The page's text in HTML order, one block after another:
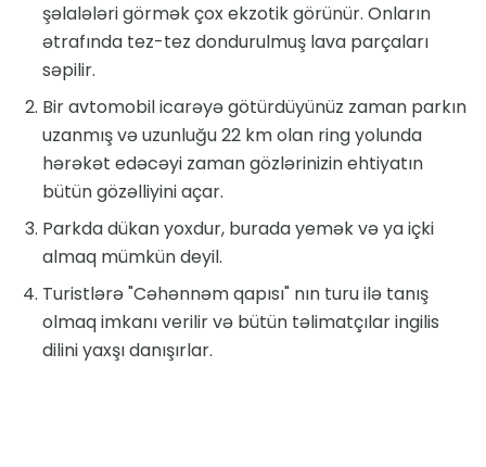
şəlalələri görmək çox ekzotik görünür. Onların
ətrafında tez-tez dondurulmuş lava parçaları
səpilir.
Bir avtomobil icarəyə götürdüyünüz zaman parkın
uzanmış və uzunluğu 22 km olan ring yolunda
hərəkət edəcəyi zaman gözlərinizin ehtiyatın
bütün gözəlliyini açar.
Parkda dükan yoxdur, burada yemək və ya içki
almaq mümkün deyil.
Turistlərə "Cəhənnəm qapısı" nın turu ilə tanış
olmaq imkanı verilir və bütün təlimatçılar ingilis
dilini yaxşı danışırlar.